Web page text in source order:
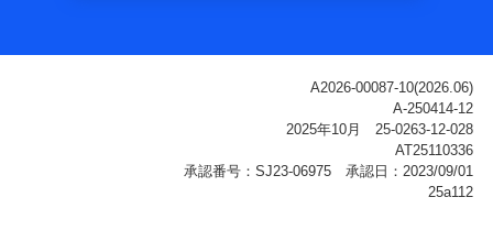
ご契約状態・ご利用履歴インターネット利用時の行動に
関する情報、アプリケーション利用時の行動に関する情
報、購入されたサービスや商品の名称・購入場所・決済
に関する情報、アンケートの回答に関する情報などが含